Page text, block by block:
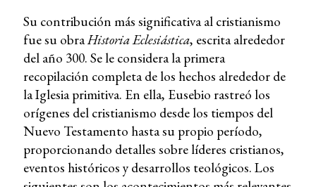
Su contribución más significativa al cristianismo
fue su obraHistoria Eclesiástica, escrita alrededor
del año 300. Se le considera la primera
recopilación completa de los hechos alrededor de
la Iglesia primitiva. En ella, Eusebio rastreó los
orígenes del cristianismo desde los tiempos del
Nuevo Testamento hasta su propio período,
proporcionando detalles sobre líderes cristianos,
eventos históricos y desarrollos teológicos. Los